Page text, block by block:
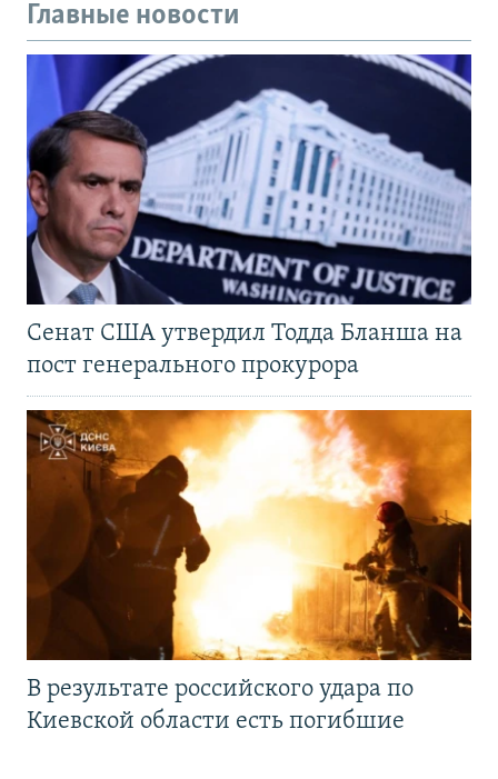
Главные новости
Сенат США утвердил Тодда Бланша на
пост генерального прокурора
В результате российского удара по
Киевской области есть погибшие